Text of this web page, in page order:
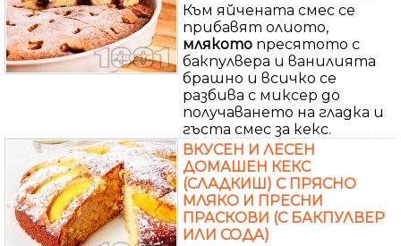
Към яйчената смес се
прибавят олиото,
млякото пресятото с
бакпулвера и ванилията
брашно и всичко се
разбива с миксер до
получаването на гладка и
гъста смес за кекс.
ВКУСЕН И ЛЕСЕН
ДОМАШЕН КЕКС
(СЛАДКИШ) С ПРЯСНО
МЛЯКО И ПРЕСНИ
ПРАСКОВИ (С БАКПУЛВЕР
ИЛИ СОДА)